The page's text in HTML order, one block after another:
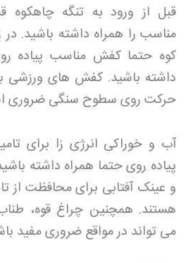
قبل از ورود به تنگه چاهکوه
مناسب را همراه داشته باشید. در
کوه حتما کفش مناسب پیاده‌
داشته باشید. کفش‌ های ورزشی
حرکت روی سطوح سنگی ضروری
آب و خوراکی انرژی‌ زا برای
پیاده‌ روی حتما همراه داشته
و عینک آفتابی برای محافظت
هستند. همچنین چراغ قوه،
می‌ تواند در مواقع ضروری مفید